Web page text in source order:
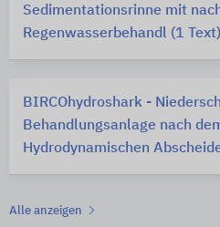
Sedimentationsrinne mit
Regenwasserbehandl (1 Text)
BIRCOhydroshark -
Behandlungsanlage nach
Hydrodynamischen
Alle anzeigen